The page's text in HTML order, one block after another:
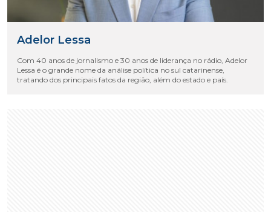
Adelor Lessa
Com 40 anos de jornalismo e 30 anos de liderança no rádio, Adelor
Lessa é o grande nome da análise política no sul catarinense,
tratando dos principais fatos da região, além do estado e país.